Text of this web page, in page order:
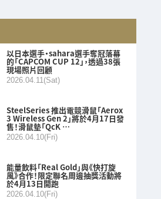
以日本選手・sahara選手奪冠落幕
的「CAPCOM CUP 12」，透過38張
現場照片回顧
2026.04.11(Sat)
SteelSeries 推出電競滑鼠「Aerox
3 Wireless Gen 2」將於4月17日發
售！滑鼠墊「QcK …
2026.04.10(Fri)
能量飲料「Real Gold」與《快打旋
風》合作！限定聯名周邊抽獎活動將
於4月13日開跑
2026.04.10(Fri)